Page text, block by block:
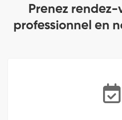
Prenez
professionnel en